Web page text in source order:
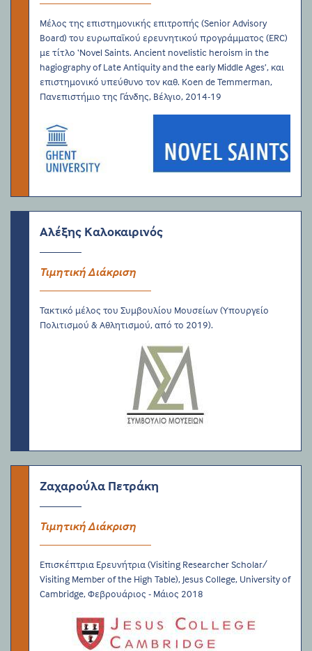
Μέλος της επιστημονικής επιτροπής (Senior Advisory
Board) του ευρωπαϊκού ερευνητικού προγράμματος (ERC)
με τίτλο ‘Novel Saints. Ancient novelistic heroism in the
hagiography of Late Antiquity and the early Middle Ages’, και
επιστημονικό υπεύθυνο τον καθ. Koen de Temmerman,
Πανεπιστήμιο της Γάνδης, Βέλγιο, 2014-19
Αλέξης Καλοκαιρινός
Τιμητική Διάκριση
Τακτικό μέλος του Συμβουλίου Μουσείων (Υπουργείο
Πολιτισμού & Αθλητισμού, από το 2019).
Ζαχαρούλα Πετράκη
Τιμητική Διάκριση
Επισκέπτρια Ερευνήτρια (Visiting Researcher Scholar/
Visiting Member of the High Table), Jesus College, University of
Cambridge, Φεβρουάριος - Μάιος 2018